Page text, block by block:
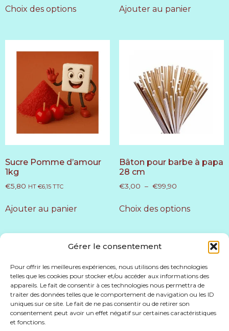
Gérer le consentement
Pour offrir les meilleures expériences, nous utilisons des technologies
telles que les cookies pour stocker et/ou accéder aux informations des
appareils. Le fait de consentir à ces technologies nous permettra de
traiter des données telles que le comportement de navigation ou les ID
uniques sur ce site. Le fait de ne pas consentir ou de retirer son
consentement peut avoir un effet négatif sur certaines caractéristiques
et fonctions.
Choix des options Ajouter au panier
Sucre Pomme d’amour
1kg
€5,80 HT €6,15 TTC
Ajouter au panier
Bâton pour barbe à papa
28 cm
€3,00 – €99,90
Choix des options
Accueil
Conditions générales de vente
Politique de confidentialité
American Pop
Nous contacter